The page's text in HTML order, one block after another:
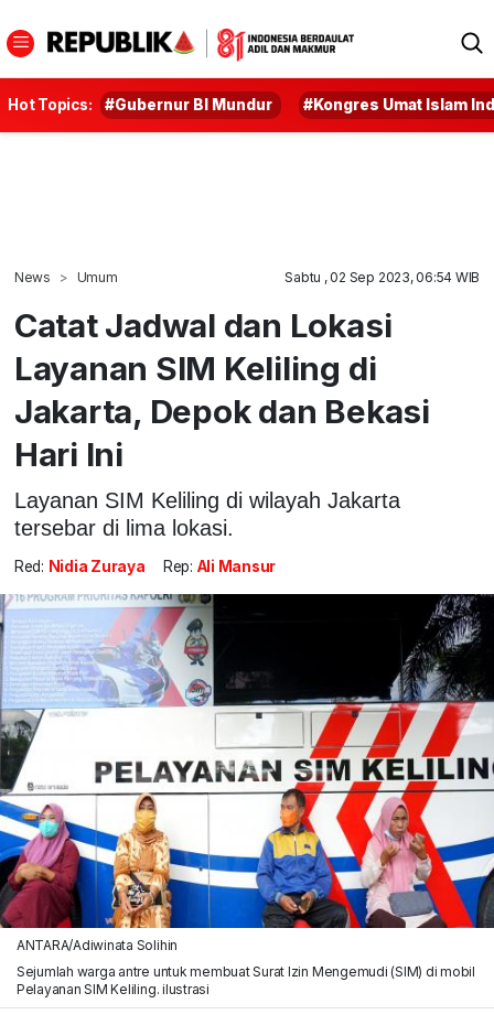
Hot Topics: #Gubernur BI Mundur #Kongres Umat Islam
News Umum Sabtu , 02 Sep 2023, 06:54 WIB
Catat Jadwal dan Lokasi
Layanan SIM Keliling di
Jakarta, Depok dan Bekasi
Hari Ini
Layanan SIM Keliling di wilayah Jakarta
tersebar di lima lokasi.
Red: Nidia Zuraya Rep: Ali Mansur
ANTARA/Adiwinata Solihin
Sejumlah warga antre untuk membuat Surat Izin Mengemudi (SIM) di mobil
Pelayanan SIM Keliling. ilustrasi